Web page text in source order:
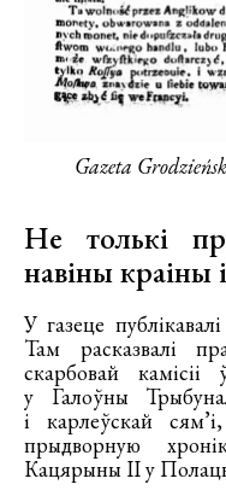
Gazeta
Не толькі
навіны краіны
У газеце
Там расказвалі
скарбовай
у Галоўны
і карлеўскай
прыдворную
Кацярыны ІІ у